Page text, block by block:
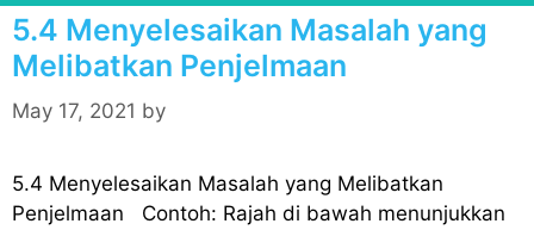
g
o
r
i
5.4 Menyelesaikan Masalah yang
Melibatkan Penjelmaan
May 17, 2021 by
5.4 Menyelesaikan Masalah yang Melibatkan
Penjelmaan Contoh: Rajah di bawah menunjukkan